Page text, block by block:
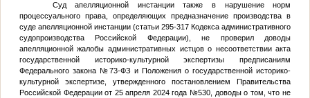
Суд апелляционной инстанции также в нарушение норм
процессуального права, определяющих предназначение производства в
суде апелляционной инстанции (статьи 295-317 Кодекса административного
судопроизводства Российской Федерации), не проверил доводы
апелляционной жалобы административных истцов о несоответствии акта
государственной историко-культурной экспертизы предписаниям
Федерального закона №73-ФЗ и Положения о государственной историко-
культурной экспертизе, утвержденного постановлением Правительства
Российской Федерации от 25 апреля 2024 года №530, доводы о том, что не